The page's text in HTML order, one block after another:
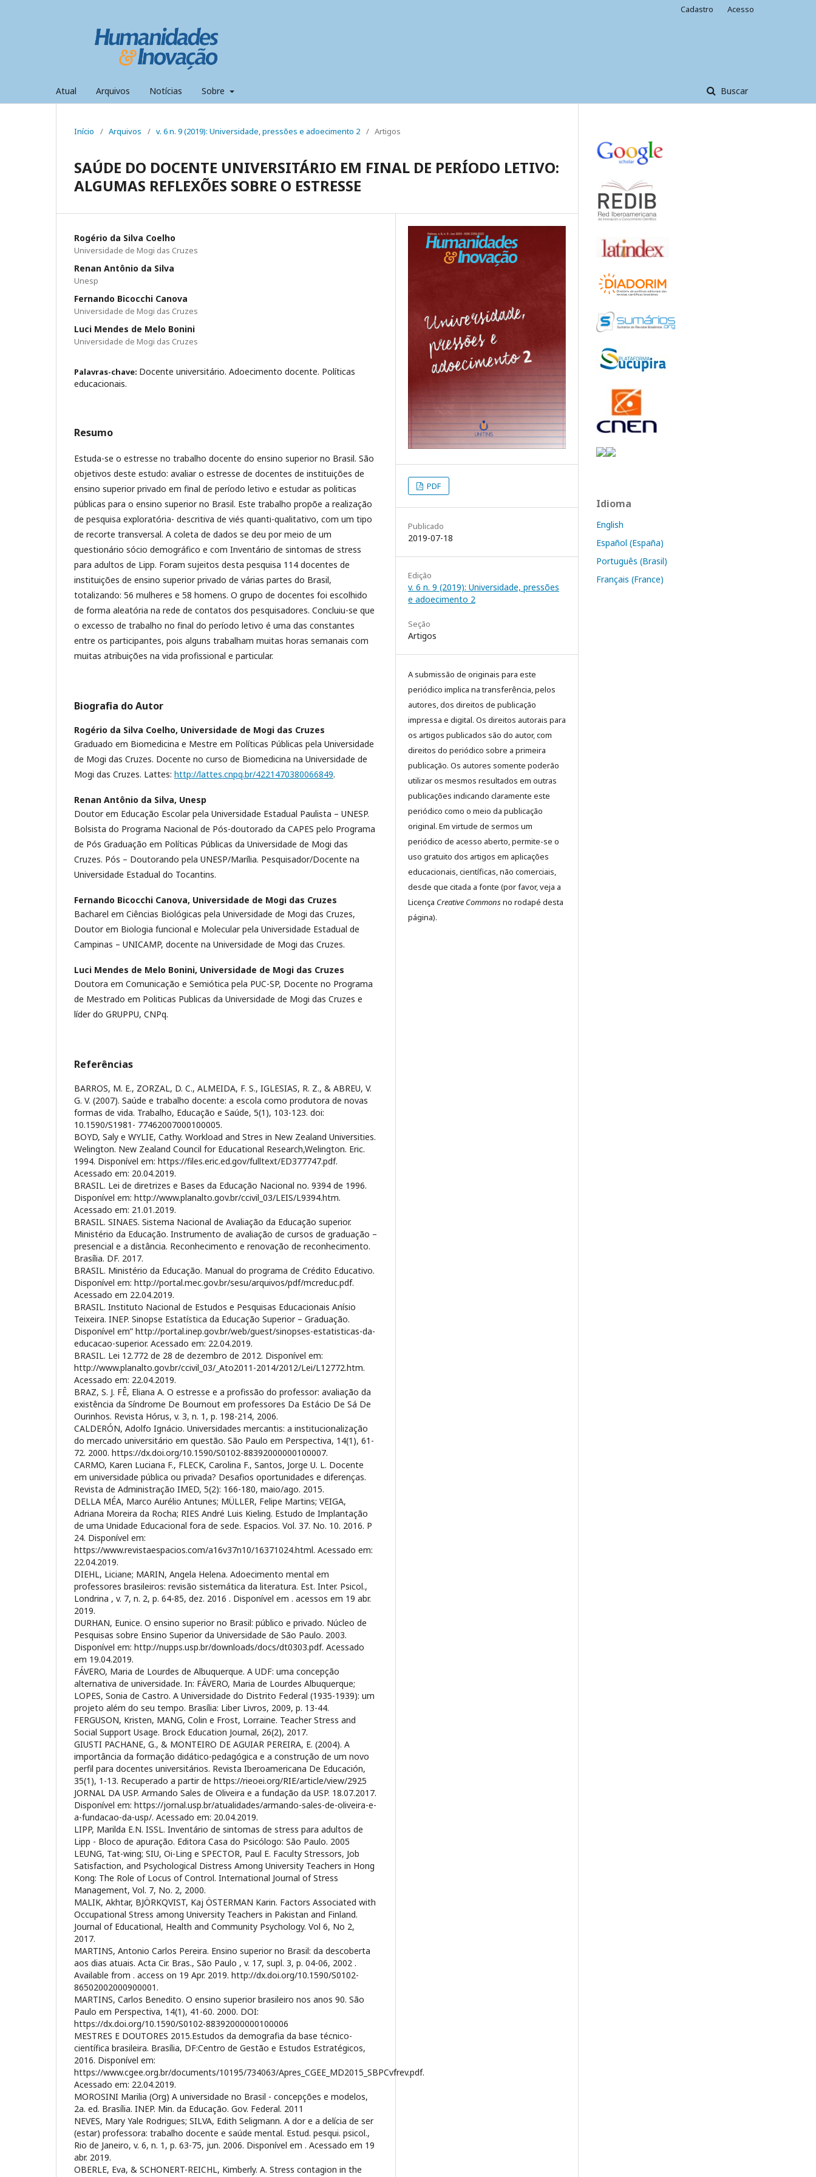
Atual Arquivos Notícias Sobre Buscar
Cadastro Acesso
Início / Arquivos / v. 6 n. 9 (2019): Universidade, pressões e adoecimento 2 / Artigos
SAÚDE DO DOCENTE UNIVERSITÁRIO EM FINAL DE PERÍODO LETIVO:
ALGUMAS REFLEXÕES SOBRE O ESTRESSE
Rogério da Silva Coelho
Universidade de Mogi das Cruzes
Renan Antônio da Silva
Unesp
Fernando Bicocchi Canova
Universidade de Mogi das Cruzes
Luci Mendes de Melo Bonini
Universidade de Mogi das Cruzes
Palavras-chave: Docente universitário. Adoecimento docente. Políticas
educacionais.
Resumo
Estuda-se o estresse no trabalho docente do ensino superior no Brasil. São
objetivos deste estudo: avaliar o estresse de docentes de instituições de
ensino superior privado em final de período letivo e estudar as politicas
públicas para o ensino superior no Brasil. Este trabalho propõe a realização
de pesquisa exploratória- descritiva de viés quanti-qualitativo, com um tipo
de recorte transversal. A coleta de dados se deu por meio de um
questionário sócio demográfico e com Inventário de sintomas de stress
para adultos de Lipp. Foram sujeitos desta pesquisa 114 docentes de
instituições de ensino superior privado de várias partes do Brasil,
totalizando: 56 mulheres e 58 homens. O grupo de docentes foi escolhido
de forma aleatória na rede de contatos dos pesquisadores. Concluiu-se que
o excesso de trabalho no final do período letivo é uma das constantes
entre os participantes, pois alguns trabalham muitas horas semanais com
muitas atribuições na vida profissional e particular.
Biografia do Autor
Rogério da Silva Coelho, Universidade de Mogi das Cruzes
Graduado em Biomedicina e Mestre em Políticas Públicas pela Universidade
de Mogi das Cruzes. Docente no curso de Biomedicina na Universidade de
Mogi das Cruzes. Lattes: http://lattes.cnpq.br/4221470380066849.
Renan Antônio da Silva, Unesp
Doutor em Educação Escolar pela Universidade Estadual Paulista – UNESP.
Bolsista do Programa Nacional de Pós-doutorado da CAPES pelo Programa
de Pós Graduação em Políticas Públicas da Universidade de Mogi das
Cruzes. Pós – Doutorando pela UNESP/Marília. Pesquisador/Docente na
Universidade Estadual do Tocantins.
Fernando Bicocchi Canova, Universidade de Mogi das Cruzes
Bacharel em Ciências Biológicas pela Universidade de Mogi das Cruzes,
Doutor em Biologia funcional e Molecular pela Universidade Estadual de
Campinas – UNICAMP, docente na Universidade de Mogi das Cruzes.
Luci Mendes de Melo Bonini, Universidade de Mogi das Cruzes
Doutora em Comunicação e Semiótica pela PUC-SP, Docente no Programa
de Mestrado em Politicas Publicas da Universidade de Mogi das Cruzes e
líder do GRUPPU, CNPq.
Referências
BARROS, M. E., ZORZAL, D. C., ALMEIDA, F. S., IGLESIAS, R. Z., & ABREU, V.
G. V. (2007). Saúde e trabalho docente: a escola como produtora de novas
formas de vida. Trabalho, Educação e Saúde, 5(1), 103-123. doi:
10.1590/S1981- 77462007000100005.
BOYD, Saly e WYLIE, Cathy. Workload and Stres in New Zealand Universities.
Welington. New Zealand Council for Educational Research,Welington. Eric.
1994. Disponível em: https://files.eric.ed.gov/fulltext/ED377747.pdf.
Acessado em: 20.04.2019.
BRASIL. Lei de diretrizes e Bases da Educação Nacional no. 9394 de 1996.
Disponível em: http://www.planalto.gov.br/ccivil_03/LEIS/L9394.htm.
Acessado em: 21.01.2019.
BRASIL. SINAES. Sistema Nacional de Avaliação da Educação superior.
Ministério da Educação. Instrumento de avaliação de cursos de graduação –
presencial e a distância. Reconhecimento e renovação de reconhecimento.
Brasília. DF. 2017.
BRASIL. Ministério da Educação. Manual do programa de Crédito Educativo.
Disponível em: http://portal.mec.gov.br/sesu/arquivos/pdf/mcreduc.pdf.
Acessado em 22.04.2019.
BRASIL. Instituto Nacional de Estudos e Pesquisas Educacionais Anísio
Teixeira. INEP. Sinopse Estatística da Educação Superior – Graduação.
Disponível em” http://portal.inep.gov.br/web/guest/sinopses-estatisticas-da-
educacao-superior. Acessado em: 22.04.2019.
BRASIL. Lei 12.772 de 28 de dezembro de 2012. Disponível em:
http://www.planalto.gov.br/ccivil_03/_Ato2011-2014/2012/Lei/L12772.htm.
Acessado em: 22.04.2019.
BRAZ, S. J. FÊ, Eliana A. O estresse e a profissão do professor: avaliação da
existência da Síndrome De Bournout em professores Da Estácio De Sá De
Ourinhos. Revista Hórus, v. 3, n. 1, p. 198-214, 2006.
CALDERÓN, Adolfo Ignácio. Universidades mercantis: a institucionalização
do mercado universitário em questão. São Paulo em Perspectiva, 14(1), 61-
72. 2000. https://dx.doi.org/10.1590/S0102-88392000000100007.
CARMO, Karen Luciana F., FLECK, Carolina F., Santos, Jorge U. L. Docente
em universidade pública ou privada? Desafios oportunidades e diferenças.
Revista de Administração IMED, 5(2): 166-180, maio/ago. 2015.
DELLA MÉA, Marco Aurélio Antunes; MÜLLER, Felipe Martins; VEIGA,
Adriana Moreira da Rocha; RIES André Luis Kieling. Estudo de Implantação
de uma Unidade Educacional fora de sede. Espacios. Vol. 37. No. 10. 2016. P
24. Disponível em:
https://www.revistaespacios.com/a16v37n10/16371024.html. Acessado em:
22.04.2019.
DIEHL, Liciane; MARIN, Angela Helena. Adoecimento mental em
professores brasileiros: revisão sistemática da literatura. Est. Inter. Psicol.,
Londrina , v. 7, n. 2, p. 64-85, dez. 2016 . Disponível em . acessos em 19 abr.
2019.
DURHAN, Eunice. O ensino superior no Brasil: público e privado. Núcleo de
Pesquisas sobre Ensino Superior da Universidade de São Paulo. 2003.
Disponível em: http://nupps.usp.br/downloads/docs/dt0303.pdf. Acessado
em 19.04.2019.
FÁVERO, Maria de Lourdes de Albuquerque. A UDF: uma concepção
alternativa de universidade. In: FÁVERO, Maria de Lourdes Albuquerque;
LOPES, Sonia de Castro. A Universidade do Distrito Federal (1935-1939): um
projeto além do seu tempo. Brasília: Liber Livros, 2009, p. 13-44.
FERGUSON, Kristen, MANG, Colin e Frost, Lorraine. Teacher Stress and
Social Support Usage. Brock Education Journal, 26(2), 2017.
GIUSTI PACHANE, G., & MONTEIRO DE AGUIAR PEREIRA, E. (2004). A
importância da formação didático-pedagógica e a construção de um novo
perfil para docentes universitários. Revista Iberoamericana De Educación,
35(1), 1-13. Recuperado a partir de https://rieoei.org/RIE/article/view/2925
JORNAL DA USP. Armando Sales de Oliveira e a fundação da USP. 18.07.2017.
Disponível em: https://jornal.usp.br/atualidades/armando-sales-de-oliveira-e-
a-fundacao-da-usp/. Acessado em: 20.04.2019.
LIPP, Marilda E.N. ISSL. Inventário de sintomas de stress para adultos de
Lipp - Bloco de apuração. Editora Casa do Psicólogo: São Paulo. 2005
LEUNG, Tat-wing; SIU, Oi-Ling e SPECTOR, Paul E. Faculty Stressors, Job
Satisfaction, and Psychological Distress Among University Teachers in Hong
Kong: The Role of Locus of Control. International Journal of Stress
Management, Vol. 7, No. 2, 2000.
MALIK, Akhtar, BJÖRKQVIST, Kaj ÖSTERMAN Karin. Factors Associated with
Occupational Stress among University Teachers in Pakistan and Finland.
Journal of Educational, Health and Community Psychology. Vol 6, No 2,
2017.
MARTINS, Antonio Carlos Pereira. Ensino superior no Brasil: da descoberta
aos dias atuais. Acta Cir. Bras., São Paulo , v. 17, supl. 3, p. 04-06, 2002 .
Available from . access on 19 Apr. 2019. http://dx.doi.org/10.1590/S0102-
86502002000900001.
MARTINS, Carlos Benedito. O ensino superior brasileiro nos anos 90. São
Paulo em Perspectiva, 14(1), 41-60. 2000. DOI:
https://dx.doi.org/10.1590/S0102-88392000000100006
MESTRES E DOUTORES 2015.Estudos da demografia da base técnico-
científica brasileira. Brasília, DF:Centro de Gestão e Estudos Estratégicos,
2016. Disponível em:
https://www.cgee.org.br/documents/10195/734063/Apres_CGEE_MD2015_SBPCvfrev.pdf.
Acessado em: 22.04.2019.
MOROSINI Marilia (Org) A universidade no Brasil - concepções e modelos,
2a. ed. Brasília. INEP. Min. da Educação. Gov. Federal. 2011
NEVES, Mary Yale Rodrigues; SILVA, Edith Seligmann. A dor e a delícia de ser
(estar) professora: trabalho docente e saúde mental. Estud. pesqui. psicol.,
Rio de Janeiro, v. 6, n. 1, p. 63-75, jun. 2006. Disponível em . Acessado em 19
abr. 2019.
OBERLE, Eva, & SCHONERT-REICHL, Kimberly. A. Stress contagion in the
PDF
Publicado
2019-07-18
Edição
v. 6 n. 9 (2019): Universidade, pressões
e adoecimento 2
Seção
Artigos
A submissão de originais para este
periódico implica na transferência, pelos
autores, dos direitos de publicação
impressa e digital. Os direitos autorais para
os artigos publicados são do autor, com
direitos do periódico sobre a primeira
publicação. Os autores somente poderão
utilizar os mesmos resultados em outras
publicações indicando claramente este
periódico como o meio da publicação
original. Em virtude de sermos um
periódico de acesso aberto, permite-se o
uso gratuito dos artigos em aplicações
educacionais, científicas, não comerciais,
desde que citada a fonte (por favor, veja a
Licença Creative Commonsno rodapé desta
página).
Idioma
English
Español (España)
Português (Brasil)
Français (France)